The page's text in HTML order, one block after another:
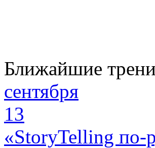
Ближайшие
сентября
13
«StoryTelling по-